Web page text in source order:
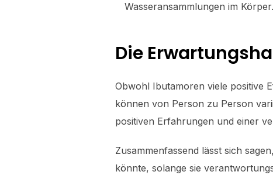
Wasseransammlungen im Körper.
Die
Obwohl Ibutamoren viele positive
können von Person zu Person
positiven Erfahrungen und einer
Zusammenfassend lässt sich
könnte, solange sie